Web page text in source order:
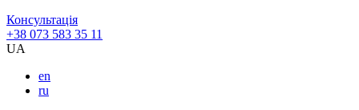
Консультація
+38 073 583 35 11
UA
en
ru